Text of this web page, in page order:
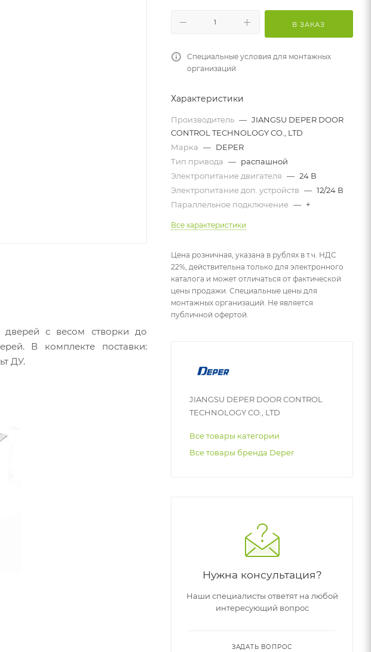
с весом створки до
В комплекте поставки:
ДУ.
В ЗАКАЗ
Специальные условия для монтажных
организаций
Характеристики
Производитель — JIANGSU DEPER DOOR
CONTROL TECHNOLOGY CO., LTD
Марка — DEPER
Тип привода — распашной
Электропитание двигателя — 24 В
Электропитание доп. устройств — 12/24 В
Параллельное подключение — +
Все характеристики
Цена розничная, указана в рублях в т.ч. НДС
22%, действительна только для электронного
каталога и может отличаться от фактической
цены продажи. Специальные цены для
монтажных организаций. Не является
публичной офертой.
JIANGSU DEPER DOOR CONTROL
TECHNOLOGY CO., LTD
Все товары категории
Все товары бренда Deper
Нужна консультация?
Наши специалисты ответят на любой
интересующий вопрос
ЗАДАТЬ ВОПРОС